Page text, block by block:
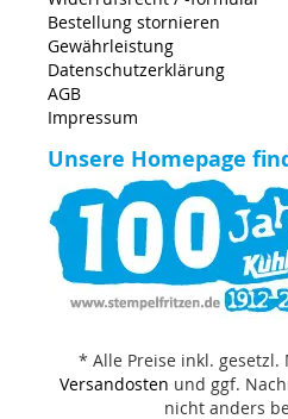
Bestellung stornieren
Gewährleistung
Datenschutzerklärung
AGB
Impressum
Unsere Homepage
* Alle Preise inkl.
Versandosten und ggf.
nicht anders